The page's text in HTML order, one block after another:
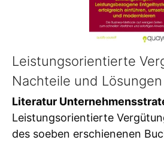
Leistungsorientierte
Nachteile und Lösungen
Literatur
Leistungsorientierte
des soeben erschienenen